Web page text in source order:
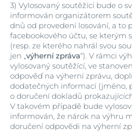
3) Vylosovaný soutěžící bude o
informován organizátorem
dnů od provedení losování, a to
facebookového účtu, se kterým
(resp. ze kterého nahrál svou
jen „výherní zpráva“). V rámci
vylosovaný soutěžící, ve
odpověď na výherní zprávu,
dodatečných informací (jméno,
o doručení dokladů
V takovém případě bude
informován, že nárok na výhru
doručení odpovědi na výherní